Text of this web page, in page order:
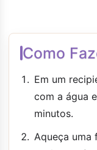
Como
Em um
com a água
minutos.
Aqueça